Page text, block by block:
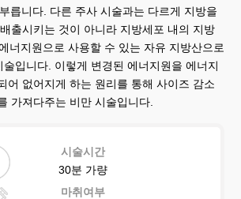
릅니다. 다른 주사 시술과는 다르게 지방을
출시키는 것이 아니라 지방세포 내의 지방
너지원으로 사용할 수 있는 자유 지방산으로
입니다. 이렇게 변경된 에너지원을 에너지
어 없어지게 하는 원리를 통해 사이즈 감소
가져다주는 비만 시술입니다.
시술시간
30분 가량
마취여부